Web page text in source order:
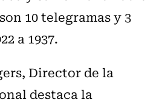
10 telegramas y 3
a 1937.
Director de la
destaca la